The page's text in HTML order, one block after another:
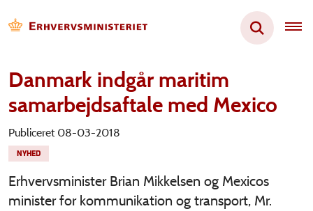
Danmark indgår maritim
samarbejdsaftale med Mexico
Publiceret 08-03-2018
NYHED
Erhvervsminister Brian Mikkelsen og Mexicos
minister for kommunikation og transport, Mr.